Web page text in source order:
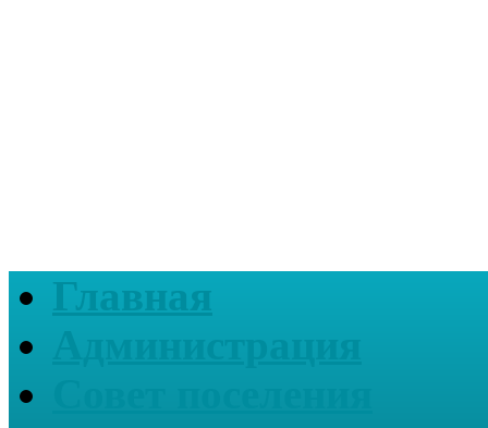
Главная